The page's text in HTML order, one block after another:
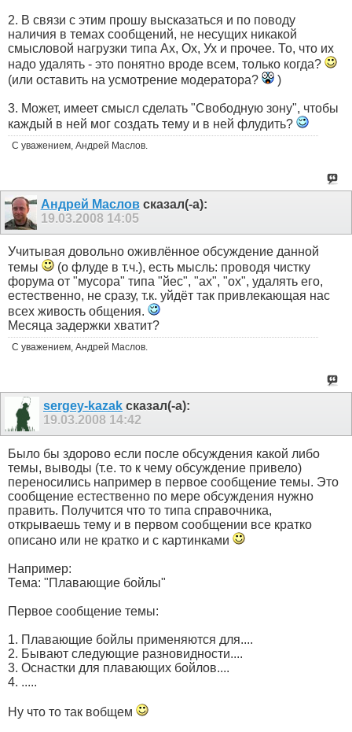
2. В связи с этим прошу высказаться и по поводу
наличия в темах сообщений, не несущих никакой
смысловой нагрузки типа Ах, Ох, Ух и прочее. То, что их
надо удалять - это понятно вроде всем, только когда?
(или оставить на усмотрение модератора?
)
3. Может, имеет смысл сделать "Свободную зону", чтобы
каждый в ней мог создать тему и в ней флудить?
С уважением, Андрей Маслов.
Андрей Масловсказал(-а):
19.03.2008 14:05
Учитывая довольно оживлённое обсуждение данной
темы
(о флуде в т.ч.), есть мысль: проводя чистку
форума от "мусора" типа "йес", "ах", "ох", удалять его,
естественно, не сразу, т.к. уйдёт так привлекающая нас
всех живость общения.
Месяца задержки хватит?
С уважением, Андрей Маслов.
sergey-kazak сказал(-а):
19.03.2008 14:42
Было бы здорово если после обсуждения какой либо
темы, выводы (т.е. то к чему обсуждение привело)
переносились например в первое сообщение темы. Это
сообщение естественно по мере обсуждения нужно
править. Получится что то типа справочника,
открываешь тему и в первом сообщении все кратко
описано или не кратко и с картинками
Например:
Тема: "Плавающие бойлы"
Первое сообщение темы:
1. Плавающие бойлы применяются для....
2. Бывают следующие разновидности....
3. Оснастки для плавающих бойлов....
4. .....
Ну что то так вобщем